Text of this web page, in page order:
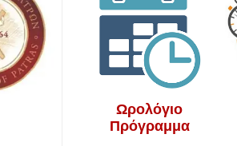
Ωρολόγιο
Πρόγραμμα